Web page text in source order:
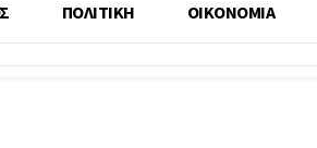
ΠΟΛΙΤΙΚΗ ΟΙΚΟΝΟΜΙΑ